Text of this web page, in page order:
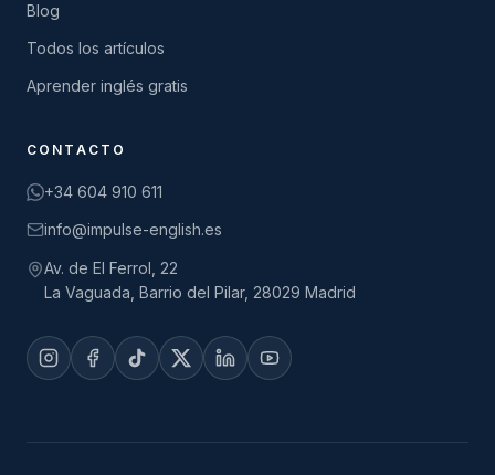
Blog
Todos los artículos
Aprender inglés gratis
CONTACTO
+34 604 910 611
info@impulse-english.es
Av. de El Ferrol, 22
La Vaguada, Barrio del Pilar, 28029 Madrid